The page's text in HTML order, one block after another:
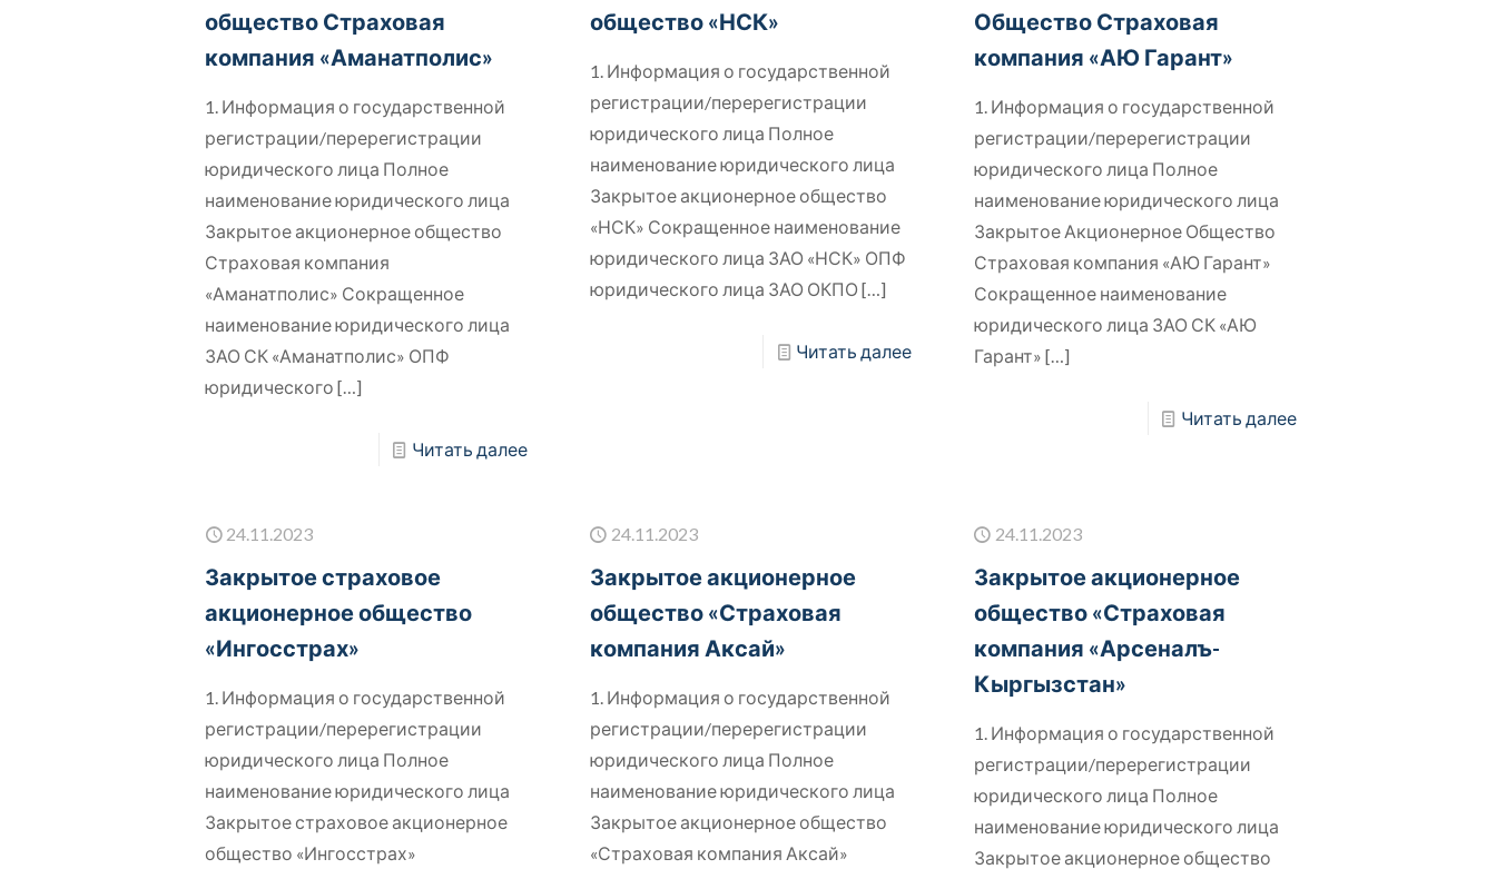
общество Страховая
компания «Аманатполис»
1. Информация о государственной
регистрации/перерегистрации
юридического лица Полное
наименование юридического лица
Закрытое акционерное общество
Страховая компания
«Аманатполис» Сокращенное
наименование юридического лица
ЗАО СК «Аманатполис» ОПФ
юридического […]
Читать далее
общество «НСК»
1. Информация о государственной
регистрации/перерегистрации
юридического лица Полное
наименование юридического лица
Закрытое акционерное общество
«НСК» Сокращенное наименование
юридического лица ЗАО «НСК» ОПФ
юридического лица ЗАО ОКПО […]
Читать далее
Общество Страховая
компания «АЮ Гарант»
1. Информация о государственной
регистрации/перерегистрации
юридического лица Полное
наименование юридического лица
Закрытое Акционерное Общество
Страховая компания «АЮ Гарант»
Сокращенное наименование
юридического лица ЗАО СК «АЮ
Гарант» […]
Читать далее
24.11.2023
Закрытое страховое
акционерное общество
«Ингосстрах»
1. Информация о государственной
регистрации/перерегистрации
юридического лица Полное
наименование юридического лица
Закрытое страховое акционерное
общество «Ингосстрах»
24.11.2023
Закрытое акционерное
общество «Страховая
компания Аксай»
1. Информация о государственной
регистрации/перерегистрации
юридического лица Полное
наименование юридического лица
Закрытое акционерное общество
«Страховая компания Аксай»
24.11.2023
Закрытое акционерное
общество «Страховая
компания «Арсеналъ-
Кыргызстан»
1. Информация о государственной
регистрации/перерегистрации
юридического лица Полное
наименование юридического лица
Закрытое акционерное общество